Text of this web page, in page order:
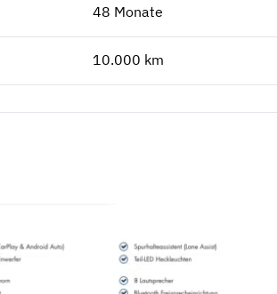
48 Monate
10.000 km